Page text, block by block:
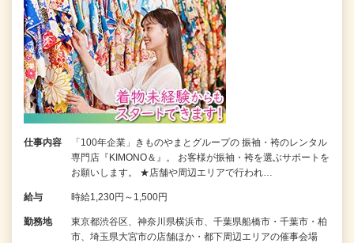
仕事内容
「100年企業」きものやまとグループの 振袖・袴のレンタル
専門店『KIMONO＆』。 お客様が振袖・袴を選ぶサポートを
お願いします。 ★店舗や周辺エリアで行われ…
給与 時給1,230円～1,500円
勤務地
東京都渋谷区、神奈川県横浜市、千葉県船橋市・千葉市・柏
市、埼玉県大宮市の店舗ほか・都下周辺エリアの催事会場